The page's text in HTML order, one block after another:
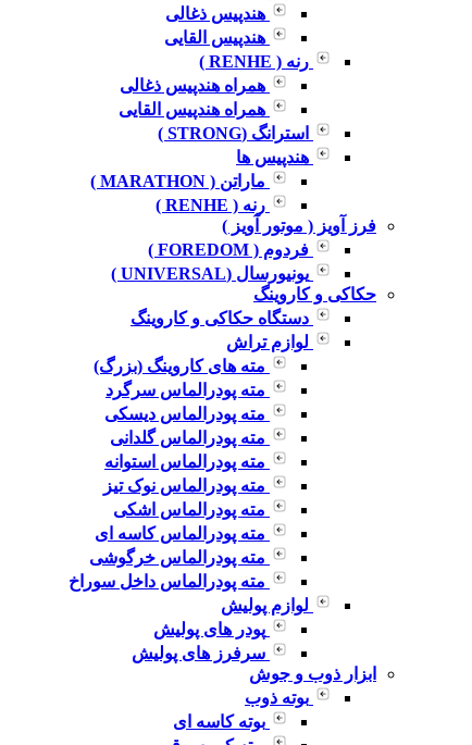
هندپیس ذغالی
هندپیس القایی
رنه ( RENHE )
همراه هندپیس ذغالی
همراه هندپیس القایی
استرانگ (STRONG )
هندپیس ها
ماراتن ( MARATHON )
رنه ( RENHE )
فرز آویز ( موتور آویز )
فردوم ( FOREDOM )
یونیورسال (UNIVERSAL )
حکاکی و کاروینگ
دستگاه حکاکی و کاروینگ
لوازم تراش
مته های کاروینگ (بزرگ)
مته پودرالماس سرگرد
مته پودرالماس دیسکی
مته پودرالماس گلدانی
مته پودرالماس استوانه
مته پودرالماس نوک تیز
مته پودرالماس اشکی
مته پودرالماس کاسه ای
مته پودرالماس خرگوشی
مته پودرالماس داخل سوراخ
لوازم پولیش
پودر های پولیش
سرفرز های پولیش
ابزار ذوب و جوش
بوته ذوب
بوته کاسه ای